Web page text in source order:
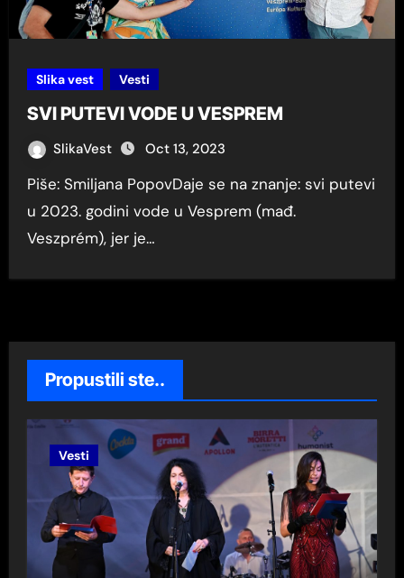
Slika vest Vesti
SVI PUTEVI VODE U VESPREM
SlikaVest Oct 13, 2023
Piše: Smiljana PopovDaje se na znanje: svi putevi
u 2023. godini vode u Vesprem (mađ.
Veszprém), jer je…
Propustili ste..
Vesti